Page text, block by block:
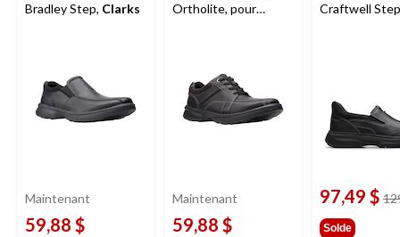
Bradley Step, Clarks
Maintenant
59,88 $
Ortholite, pour
Maintenant
59,88 $
Craftwell
97,49 $
Solde